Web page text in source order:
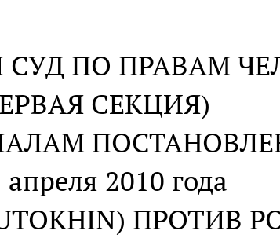
ПО ПРАВАМ
СЕКЦИЯ)
апреля 2010 года
ПРОТИВ